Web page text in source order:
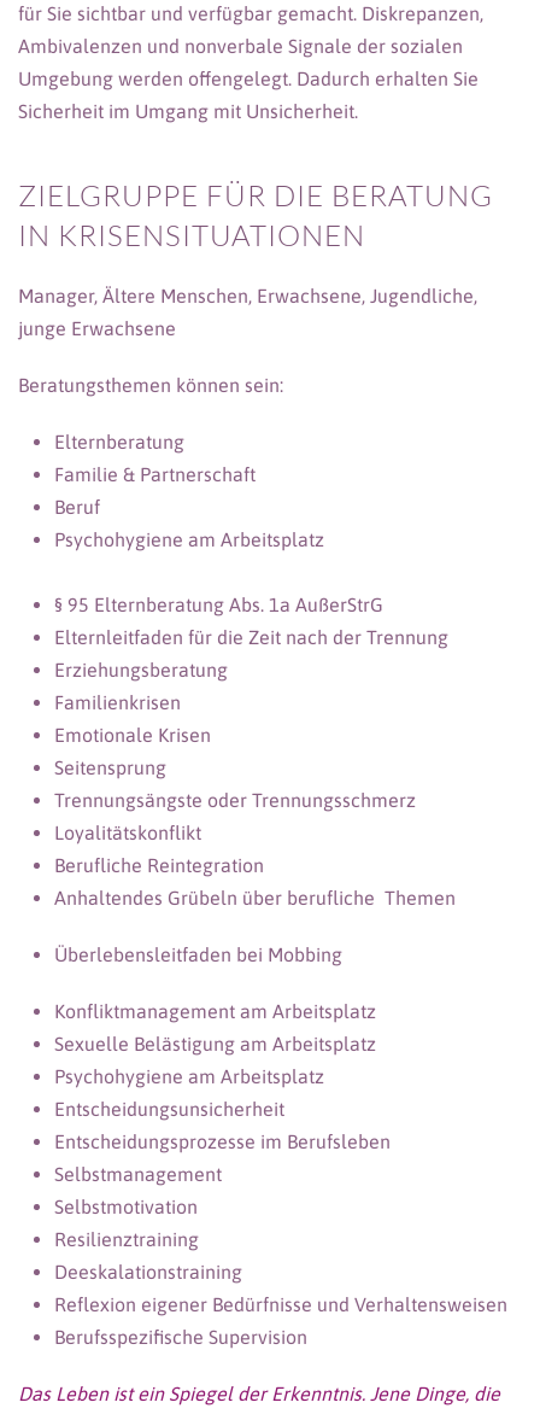
für Sie sichtbar und verfügbar gemacht. Diskrepanzen,
Ambivalenzen und nonverbale Signale der sozialen
Umgebung werden offengelegt. Dadurch erhalten Sie
Sicherheit im Umgang mit Unsicherheit.
ZIELGRUPPE FÜR DIE BERATUNG
IN KRISENSITUATIONEN
Manager, Ältere Menschen, Erwachsene, Jugendliche,
junge Erwachsene
Beratungsthemen können sein:
Elternberatung
Familie & Partnerschaft
Beruf
Psychohygiene am Arbeitsplatz
§ 95 Elternberatung Abs. 1a AußerStrG
Elternleitfaden für die Zeit nach der Trennung
Erziehungsberatung
Familienkrisen
Emotionale Krisen
Seitensprung
Trennungsängste oder Trennungsschmerz
Loyalitätskonflikt
Berufliche Reintegration
Anhaltendes Grübeln über berufliche Themen
Überlebensleitfaden bei Mobbing
Konfliktmanagement am Arbeitsplatz
Sexuelle Belästigung am Arbeitsplatz
Psychohygiene am Arbeitsplatz
Entscheidungsunsicherheit
Entscheidungsprozesse im Berufsleben
Selbstmanagement
Selbstmotivation
Resilienztraining
Deeskalationstraining
Reflexion eigener Bedürfnisse und Verhaltensweisen
Berufsspezifische Supervision
Das Leben ist ein Spiegel der Erkenntnis. Jene Dinge, die